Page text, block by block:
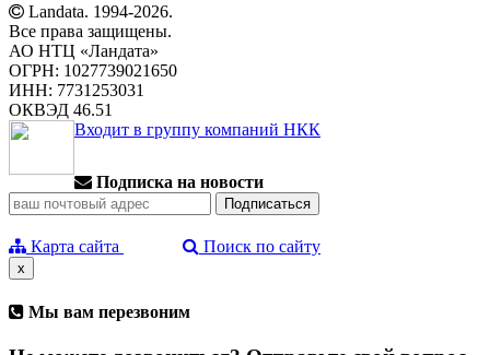
Landata. 1994-2026.
Все права защищены.
АО НТЦ «Ландата»
ОГРН: 1027739021650
ИНН: 7731253031
ОКВЭД 46.51
Входит в группу компаний НКК
Подписка на новости
Карта сайта Поиск по сайту
x
Мы вам перезвоним